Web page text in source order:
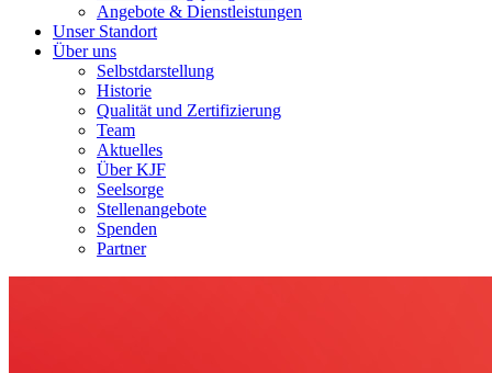
Angebote & Dienstleistungen
Unser Standort
Über uns
Selbstdarstellung
Historie
Qualität und Zertifizierung
Team
Aktuelles
Über KJF
Seelsorge
Stellenangebote
Spenden
Partner